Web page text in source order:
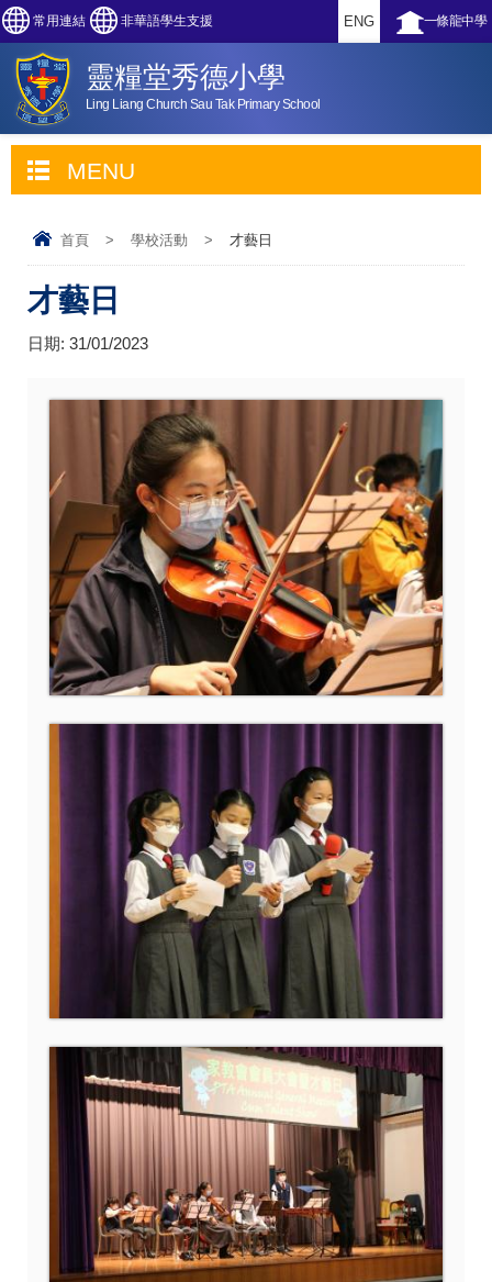
常用連結 非華語學生支援 一條龍中學
ENG
靈糧堂秀德小學
Ling Liang Church Sau Tak Primary School
MENU
首頁 > 學校活動 > 才藝日
才藝日
日期: 31/01/2023